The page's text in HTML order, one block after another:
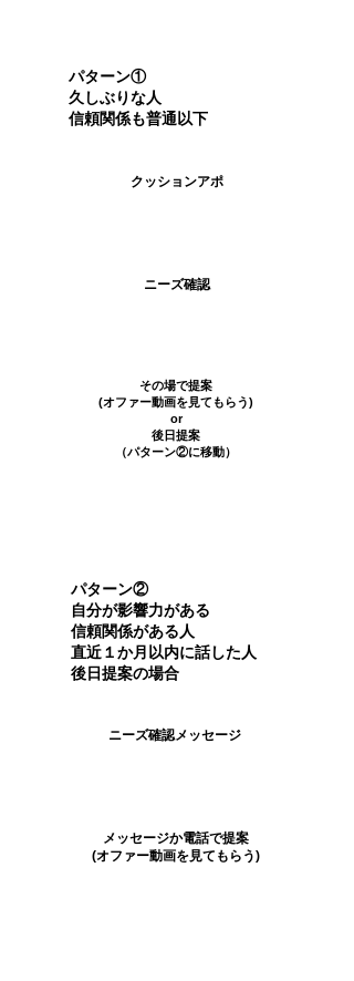
パターン①
久しぶりな人
​信頼関係も普通以下
​クッションアポ
​ニーズ確認
​その場で提案
​​(オファー動画を見てもらう)
or
後日提案
​（パターン②に移動）
パターン②
自分が影響力がある
信頼関係がある人
直近１か月以内に話した人
​後日提案の場合
​ニーズ確認メッセージ
​メッセージか電話で提案
​​(オファー動画を見てもらう)